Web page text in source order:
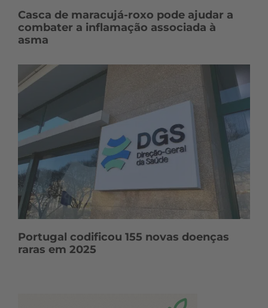
Casca de maracujá-roxo pode ajudar a
combater a inflamação associada à
asma
Portugal codificou 155 novas doenças
raras em 2025